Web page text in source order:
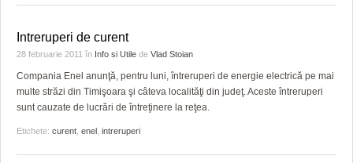
Intreruperi de curent
28 februarie 2011 în Info si Utile de Vlad Stoian
Compania Enel anunţă, pentru luni, întreruperi de energie electrică pe mai
multe străzi din Timişoara şi câteva localităţi din judeţ. Aceste întreruperi
sunt cauzate de lucrări de întreţinere la reţea.
Etichete: curent enel intreruperi